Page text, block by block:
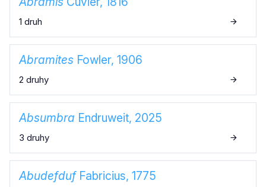
1 druh
Abramites Fowler, 1906
2 druhy
Absumbra Endruweit, 2025
3 druhy
AbudefdufFabricius, 1775